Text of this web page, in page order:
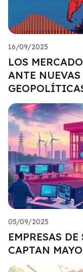
16/09/2025
LOS
ANTE
05/09/2025
EMPRESAS
CAPTAN